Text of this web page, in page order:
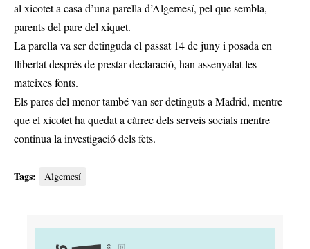
al xicotet a casa d’una parella d’Algemesí, pel que sembla,
parents del pare del xiquet.
La parella va ser detinguda el passat 14 de juny i posada en
llibertat després de prestar declaració, han assenyalat les
mateixes fonts.
Els pares del menor també van ser detinguts a Madrid, mentre
que el xicotet ha quedat a càrrec dels serveis socials mentre
continua la investigació dels fets.
Tags: Algemesí